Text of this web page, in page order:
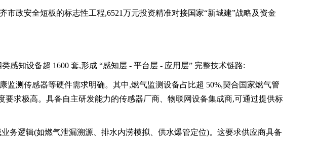
政安全短板的标志性工程,6521万元投资精准对接国家“新城建”战略及资金
知设备超 1600 套,形成 “感知层 - 平台层 - 应用层” 完整技术链路:
测传感器等硬件需求明确。其中,燃气监测设备占比超 50%,契合国家燃气管
求极高。具备自主研发能力的传感器厂商、物联网设备集成商,可通过提供标
务逻辑(如燃气泄漏溯源、排水内涝模拟、供水爆管定位)。这要求供应商具备